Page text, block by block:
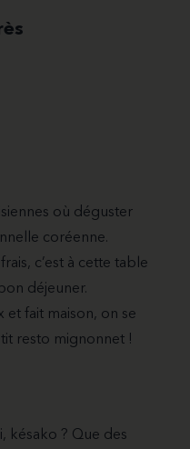
où déguster
coréenne.
c’est à cette table
déjeuner.
et fait maison, on se
resto mignonnet !
késako ? Que des